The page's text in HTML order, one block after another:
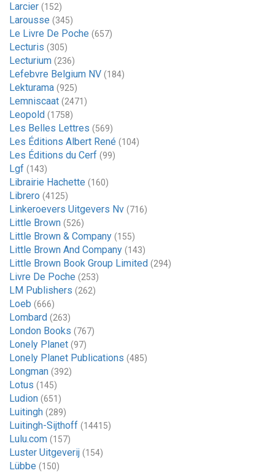
Larcier (152)
Larousse (345)
Le Livre De Poche (657)
Lecturis (305)
Lecturium (236)
Lefebvre Belgium NV (184)
Lekturama (925)
Lemniscaat (2471)
Leopold (1758)
Les Belles Lettres (569)
Les Éditions Albert René (104)
Les Éditions du Cerf (99)
Lgf (143)
Librairie Hachette (160)
Librero (4125)
Linkeroevers Uitgevers Nv (716)
Little Brown (526)
Little Brown & Company (155)
Little Brown And Company (143)
Little Brown Book Group Limited (294)
Livre De Poche (253)
LM Publishers (262)
Loeb (666)
Lombard (263)
London Books (767)
Lonely Planet (97)
Lonely Planet Publications (485)
Longman (392)
Lotus (145)
Ludion (651)
Luitingh (289)
Luitingh-Sijthoff (14415)
Lulu.com (157)
Luster Uitgeverij (154)
Lübbe (150)